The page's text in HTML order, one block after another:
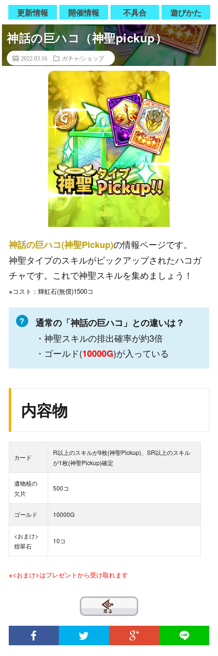
更新情報 開催情報 不具合 遊びかた
神話の巨ハコ（神聖pickup）
2022.03.16 ガチャ/ショップ
神話の巨ハコ(神聖Pickup)の情報ページです。
神聖タイプのスキルがピックアップされたハコガ
チャです。これで神聖スキルを集めましょう！
※コスト：輝虹石(無償)1500コ
通常の「神話の巨ハコ」との違いは？
・神聖スキルの排出確率が約3倍
・ゴールド(10000G)が入っている
内容物
カード
R以上のスキルが9枚(神聖Pickup)、SR以上のスキル
が1枚(神聖Pickup)確定
遺物核の
欠片
500コ
ゴールド 10000G
<おまけ>
煌翠石
10コ
※<おまけ>はプレゼントから受け取れます